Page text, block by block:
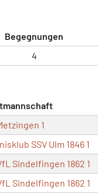
Begegnungen
4
1
SSV Ulm 1846 1
Sindelfingen 1862 1
Sindelfingen 1862 1